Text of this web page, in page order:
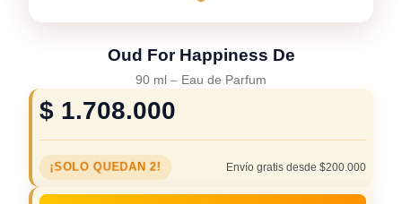
Oud For Happiness De
90 ml – Eau de Parfum
$ 1.708.000
¡SOLO QUEDAN 2! Envío gratis desde $200.000